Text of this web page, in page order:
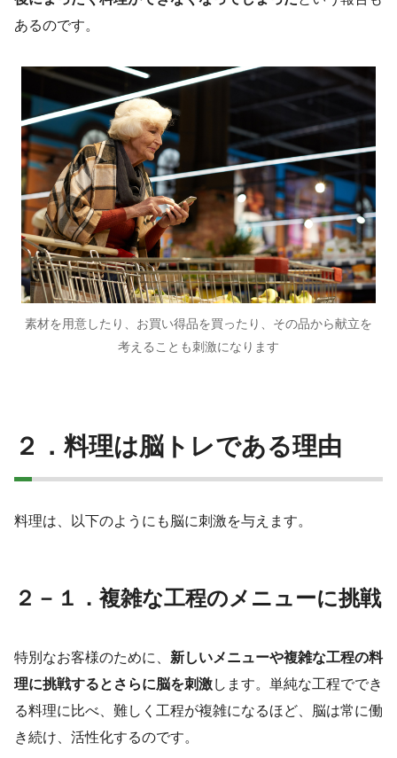
あるのです。
素材を用意したり、お買い得品を買ったり、その品から献立を
考えることも刺激になります
２．料理は脳トレである理由
料理は、以下のようにも脳に刺激を与えます。
２－１．複雑な工程のメニューに挑戦
特別なお客様のために、 新しいメニューや複雑な工程の料
理に挑戦するとさらに脳を刺激します。単純な工程ででき
る料理に比べ、難しく工程が複雑になるほど、脳は常に働
き続け、活性化するのです。